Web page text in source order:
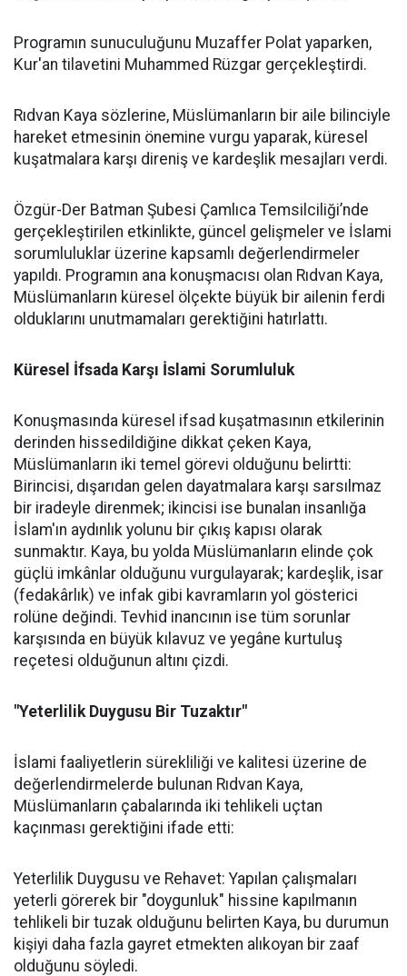
Programın sunuculuğunu Muzaffer Polat yaparken,
Kur'an tilavetini Muhammed Rüzgar gerçekleştirdi.
Rıdvan Kaya sözlerine, Müslümanların bir aile bilinciyle
hareket etmesinin önemine vurgu yaparak, küresel
kuşatmalara karşı direniş ve kardeşlik mesajları verdi.
Özgür-Der Batman Şubesi Çamlıca Temsilciliği’nde
gerçekleştirilen etkinlikte, güncel gelişmeler ve İslami
sorumluluklar üzerine kapsamlı değerlendirmeler
yapıldı. Programın ana konuşmacısı olan Rıdvan Kaya,
Müslümanların küresel ölçekte büyük bir ailenin ferdi
olduklarını unutmamaları gerektiğini hatırlattı.
Küresel İfsada Karşı İslami Sorumluluk
Konuşmasında küresel ifsad kuşatmasının etkilerinin
derinden hissedildiğine dikkat çeken Kaya,
Müslümanların iki temel görevi olduğunu belirtti:
Birincisi, dışarıdan gelen dayatmalara karşı sarsılmaz
bir iradeyle direnmek; ikincisi ise bunalan insanlığa
İslam'ın aydınlık yolunu bir çıkış kapısı olarak
sunmaktır. Kaya, bu yolda Müslümanların elinde çok
güçlü imkânlar olduğunu vurgulayarak; kardeşlik, isar
(fedakârlık) ve infak gibi kavramların yol gösterici
rolüne değindi. Tevhid inancının ise tüm sorunlar
karşısında en büyük kılavuz ve yegâne kurtuluş
reçetesi olduğunun altını çizdi.
"Yeterlilik Duygusu Bir Tuzaktır"
İslami faaliyetlerin sürekliliği ve kalitesi üzerine de
değerlendirmelerde bulunan Rıdvan Kaya,
Müslümanların çabalarında iki tehlikeli uçtan
kaçınması gerektiğini ifade etti:
Yeterlilik Duygusu ve Rehavet: Yapılan çalışmaları
yeterli görerek bir "doygunluk" hissine kapılmanın
tehlikeli bir tuzak olduğunu belirten Kaya, bu durumun
kişiyi daha fazla gayret etmekten alıkoyan bir zaaf
olduğunu söyledi.